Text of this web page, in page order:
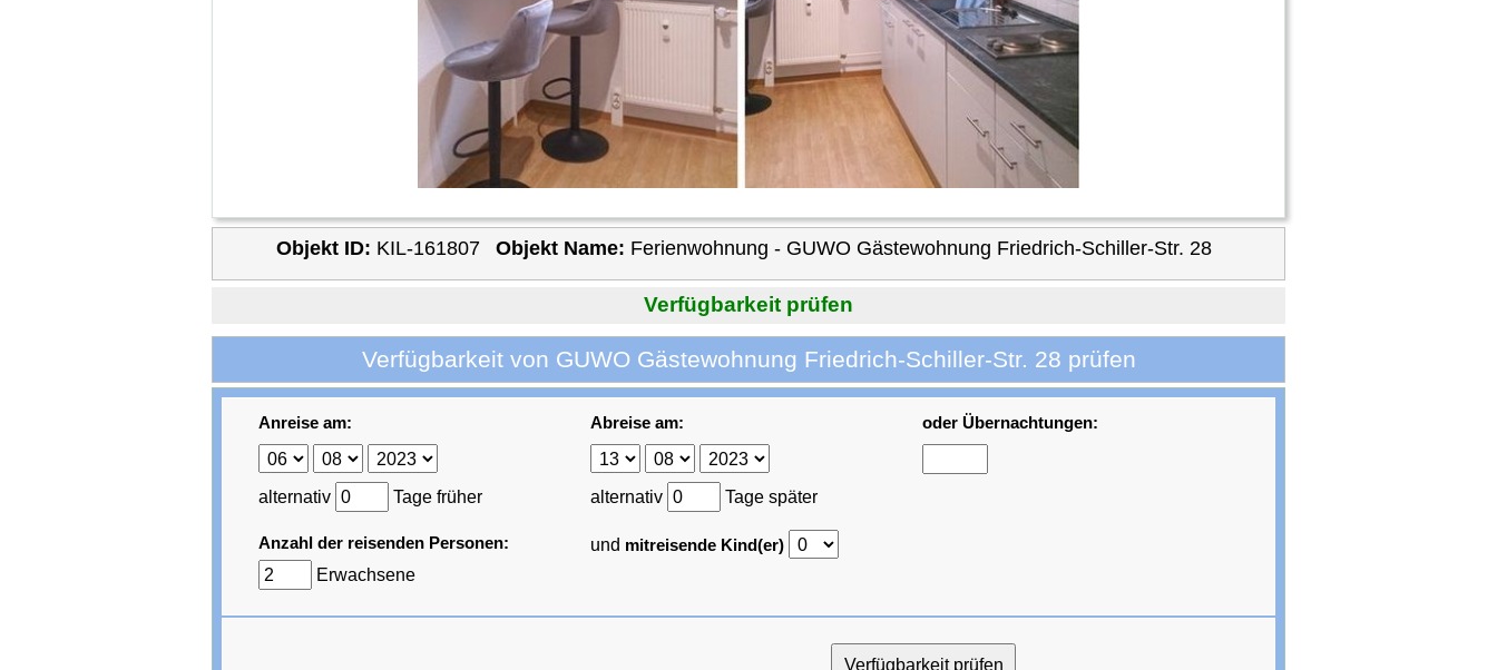
Objekt ID: KIL-161807 Objekt Name: Ferienwohnung - GUWO Gästewohnung Friedrich-Schiller-Str. 28
Verfügbarkeit prüfen
Verfügbarkeit von GUWO Gästewohnung Friedrich-Schiller-Str. 28 prüfen
Anreise am:
alternativ Tage früher
Abreise am:
alternativ Tage später
oder Übernachtungen:
Anzahl der reisenden Personen:
Erwachsene
und mitreisende Kind(er)